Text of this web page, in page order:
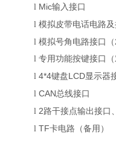
l Mic输入接口
l 模拟皮带电话电路
l 模拟号角电路接口（
l 专用功能按键接口
l 4*4键盘LCD显示器
l CAN总线接口
l 2路干接点输出接口
l TF卡电路（备用）